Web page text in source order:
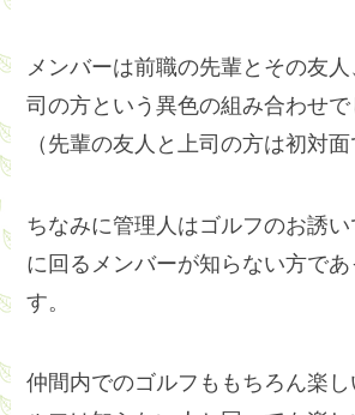
メンバーは前職の先輩とその友
司の方という異色の組み合わせで
（先輩の友人と上司の方は初対面
ちなみに管理人はゴルフのお誘
に回るメンバーが知らない方であ
す。
仲間内でのゴルフももちろん楽